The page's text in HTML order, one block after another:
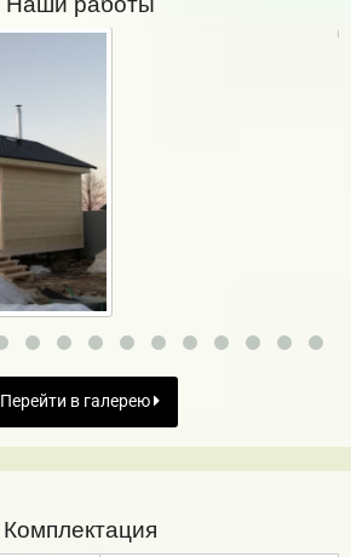
Перейти в галерею
Комплектация